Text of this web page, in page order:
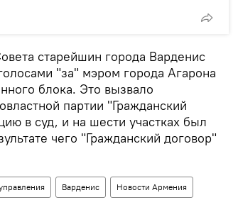
старейшин города Варденис
"за" мэром города Агарона
блока. Это вызвало
партии "Гражданский
в суд, и на шести участках был
чего "Гражданский договор"
Варденис Новости Армения